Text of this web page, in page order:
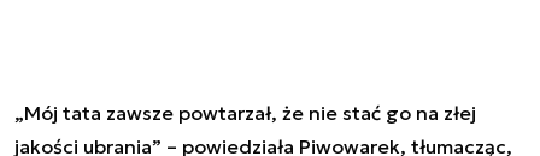
„Mój tata zawsze powtarzał, że nie stać go na złej
jakości ubrania” – powiedziała Piwowarek, tłumacząc,